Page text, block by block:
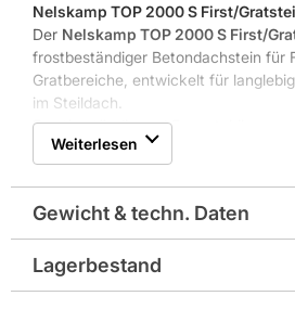
Nelskamp TOP 2000 S First/
Der Nelskamp TOP 2000 S First/
frostbeständiger Betondachstein für
Gratbereiche, entwickelt für
im Steildach.
Frostbeständig und Formstabil
Seidig glänzende Farbbeschichtung
Deckbreite 190 mm, Länge 450 mm
Bedarf ca. 2,5 Stück pro lfm
Material Beton, Gewicht 4,8 kg je
Robuste Eigenschaften mit klaren
DerNelskamp TOP 2000 S First/
Weiterlesen
Gewicht & techn. Daten
Abmessungen in mm: 450x250
Lagerbestand